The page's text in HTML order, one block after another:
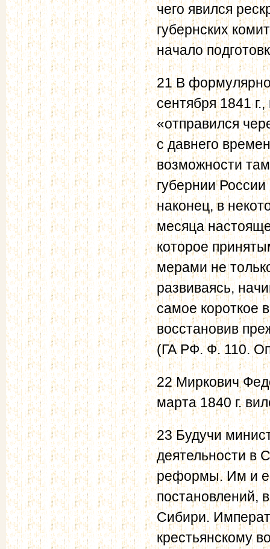
чего явился
губернских
начало
21 В
сентября 1841
«отправился
с давнего
возможности
губернии
наконец, в
месяца
которое
мерами не
развиваясь,
самое короткое
восстановив
(ГА РФ. Ф. 110.
22 Миркович
марта 1840 г.
23 Будучи
деятельности в
реформы. Им и
постановлений,
Сибири.
крестьянскому